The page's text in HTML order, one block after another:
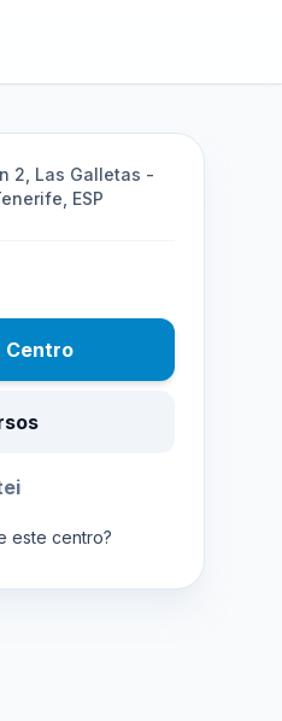
2, Las Galletas -
ESP
Centro
este centro?